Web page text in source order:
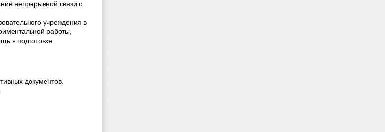
непрерывной связи с
учреждения в
работы,
в подготовке
документов.